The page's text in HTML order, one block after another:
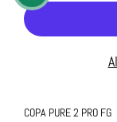
COPA PURE 2 PRO FG